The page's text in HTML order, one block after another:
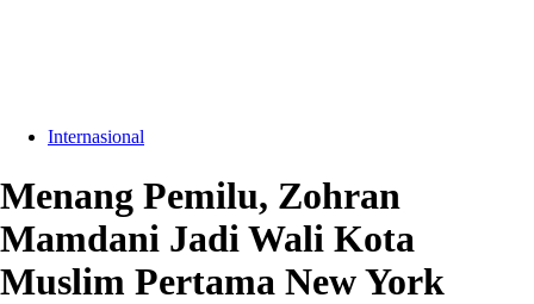
Internasional
Menang Pemilu, Zohran
Mamdani Jadi Wali Kota
Muslim Pertama New York